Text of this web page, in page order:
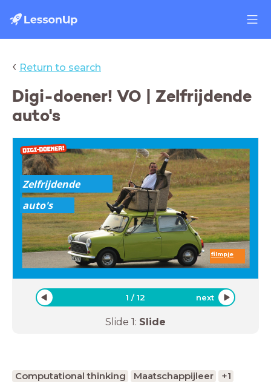
‹ Return to search
Digi-doener! VO | Zelfrijdende
auto's
Zelfrijdende
auto's
filmpje
1 /12 next
Slide 1: Slide
Computational thinking Maatschappijleer
+1